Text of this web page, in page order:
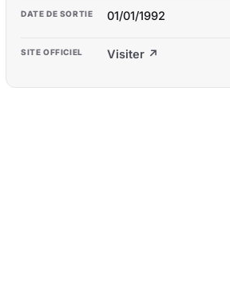
DATE DE SORTIE 01/01/1992
SITE OFFICIEL Visiter ↗